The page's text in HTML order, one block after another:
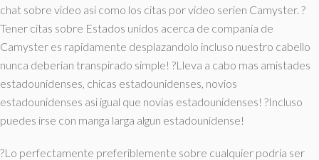
chat sobre video asi­ como los citas por video seri­en Camyster. ?
Tener citas sobre Estados unidos acerca de compania de
Camyster es rapidamente desplazandolo incluso nuestro cabello
nunca deberian transpirado simple! ?Lleva a cabo mas amistades
estadounidenses, chicas estadounidenses, novios
estadounidenses asi­ igual que novias estadounidenses! ?Incluso
puedes irse con manga larga algun estadounidense!
?Lo perfectamente preferiblemente sobre cualquier podri­a ser